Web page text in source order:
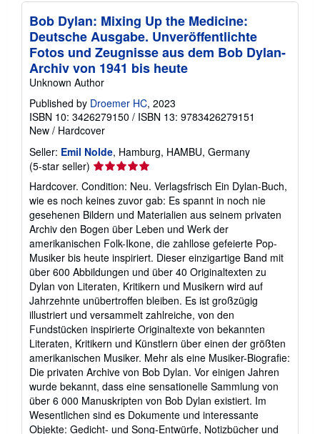
Bob Dylan: Mixing Up the Medicine:
Deutsche Ausgabe. Unveröffentlichte
Fotos und Zeugnisse aus dem Bob Dylan-
Archiv von 1941 bis heute
Unknown Author
Published by Droemer HC, 2023
ISBN 10: 3426279150 / ISBN 13: 9783426279151
New / Hardcover
Seller: Emil Nolde, Hamburg, HAMBU, Germany
(5-star seller) Seller
rating
5
out
of
5
stars
Hardcover. Condition: Neu. Verlagsfrisch Ein Dylan-Buch,
wie es noch keines zuvor gab: Es spannt in noch nie
gesehenen Bildern und Materialien aus seinem privaten
Archiv den Bogen über Leben und Werk der
amerikanischen Folk-Ikone, die zahllose gefeierte Pop-
Musiker bis heute inspiriert. Dieser einzigartige Band mit
über 600 Abbildungen und über 40 Originaltexten zu
Dylan von Literaten, Kritikern und Musikern wird auf
Jahrzehnte unübertroffen bleiben. Es ist großzügig
illustriert und versammelt zahlreiche, von den
Fundstücken inspirierte Originaltexte von bekannten
Literaten, Kritikern und Künstlern über einen der größten
amerikanischen Musiker. Mehr als eine Musiker-Biografie:
Die privaten Archive von Bob Dylan. Vor einigen Jahren
wurde bekannt, dass eine sensationelle Sammlung von
über 6 000 Manuskripten von Bob Dylan existiert. Im
Wesentlichen sind es Dokumente und interessante
Objekte: Gedicht- und Song-Entwürfe, Notizbücher und